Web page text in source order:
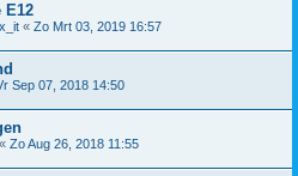
E12
« Zo Mrt 03, 2019 16:57
Sep 07, 2018 14:50
« Zo Aug 26, 2018 11:55